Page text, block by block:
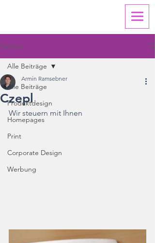
Beitrag
Alle Beiträge
Produktdesign
Homepages
Print
Corporate Design
Werbung
Alle Beiträge
Czepl
Armin Ramsebner
Wir steuern mit Ihnen